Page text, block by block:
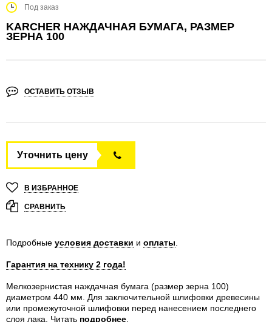
Под заказ
KARCHER НАЖДАЧНАЯ БУМАГА, РАЗМЕР
ЗЕРНА 100
ОСТАВИТЬ ОТЗЫВ
Уточнить цену
В ИЗБРАННОЕ
СРАВНИТЬ
Подробные условия доставки и оплаты
Гарантия на технику 2 года!
Мелкозернистая наждачная бумага (размер зерна 100)
диаметром 440 мм. Для заключительной шлифовки древесины
или промежуточной шлифовки перед нанесением последнего
слоя лака.
Читать подробнее